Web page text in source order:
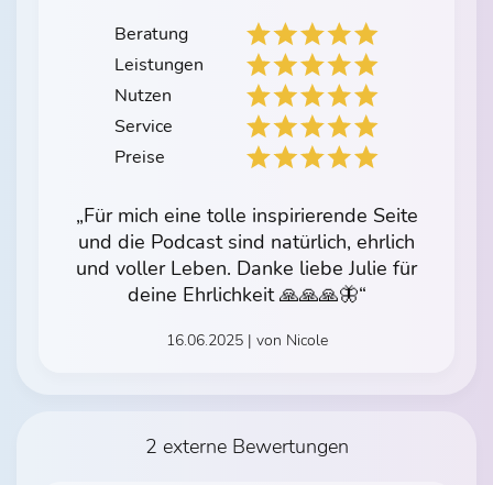
Beratung
Leistungen
Nutzen
Service
Preise
„Für mich eine tolle inspirierende Seite
und die Podcast sind natürlich, ehrlich
und voller Leben. Danke liebe Julie für
deine Ehrlichkeit 🙏🙏🙏🦋“
16.06.2025 | von Nicole
2 externe Bewertungen